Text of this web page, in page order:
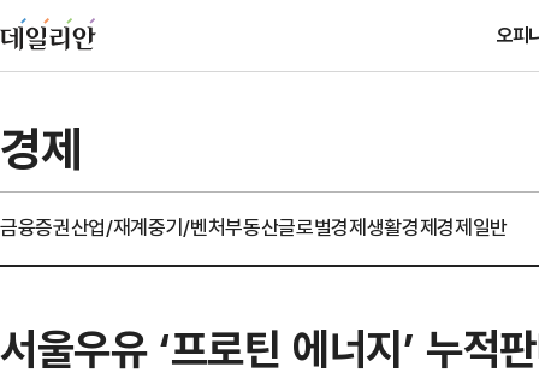
오피
경제
금융증권산업/재계중기/벤처부동산글로벌경제생활경제경제일반
서울우유 ‘프로틴 에너지’ 누적